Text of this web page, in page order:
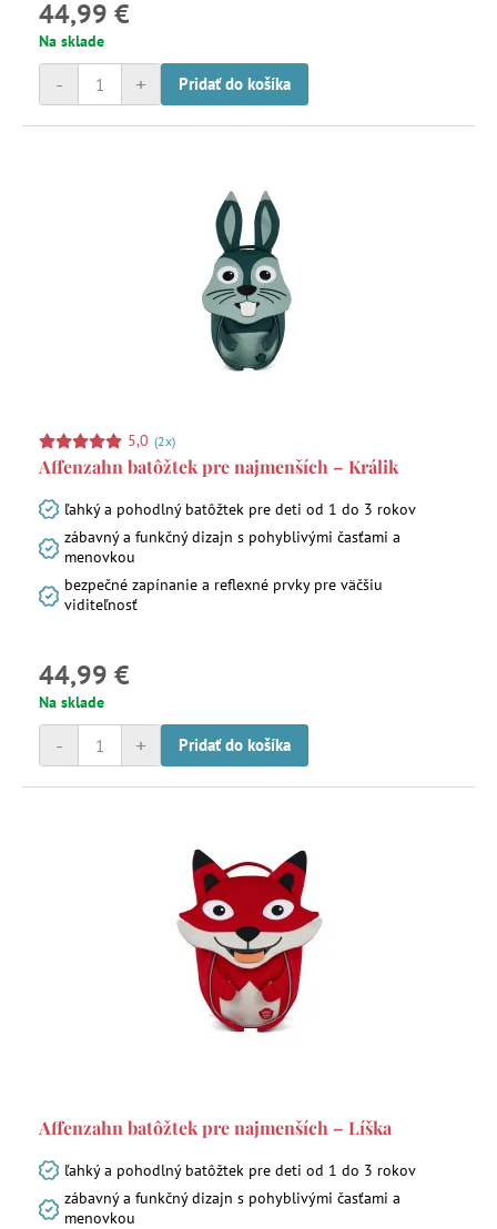
44,99 €
Na sklade
+
- Pridať do košíka
5,0 (2x)
Affenzahn batôžtek pre najmenších – Králik
ľahký a pohodlný batôžtek pre deti od 1 do 3 rokov
zábavný a funkčný dizajn s pohyblivými časťami a
menovkou
bezpečné zapínanie a reflexné prvky pre väčšiu
viditeľnosť
44,99 €
Na sklade
+
- Pridať do košíka
Affenzahn batôžtek pre najmenších – Líška
ľahký a pohodlný batôžtek pre deti od 1 do 3 rokov
zábavný a funkčný dizajn s pohyblivými časťami a
menovkou